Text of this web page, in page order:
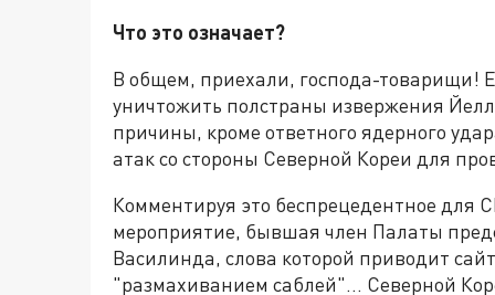
Что это означает?
В общем, приехали, господа-товарищи!
уничтожить полстраны извержения
причины, кроме ответного ядерного
атак со стороны Северной Кореи для
Комментируя это беспрецедентное для
мероприятие, бывшая член Палаты
Василинда, слова которой приводит
"размахиванием саблей"… Северной